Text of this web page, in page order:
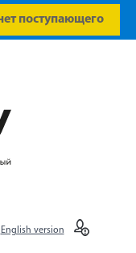
поступающего
English version